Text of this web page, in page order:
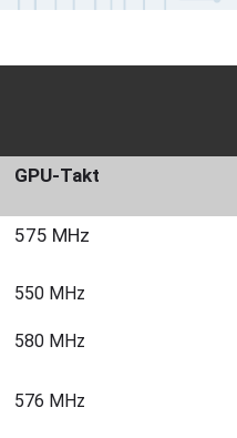
GPU-Takt
575 MHz
550 MHz
580 MHz
576 MHz